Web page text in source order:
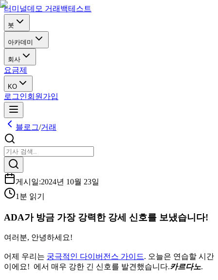
터미널데모 거래 백테스트
봇
아카데미
회사
요금제
KO
로그인회원가입
블로그/거래
게시일:2024년 10월 23일
1분 읽기
ADA가 방금 가장 강력한 강세 신호를 보냈습니다!
여러분, 안녕하세요!
어제 우리는 궁극적인 다이버전스 가이드. 오늘은 연습할 시간
이에요! 에서 매우 강한 긴 신호를 발견했습니다.카르다노.